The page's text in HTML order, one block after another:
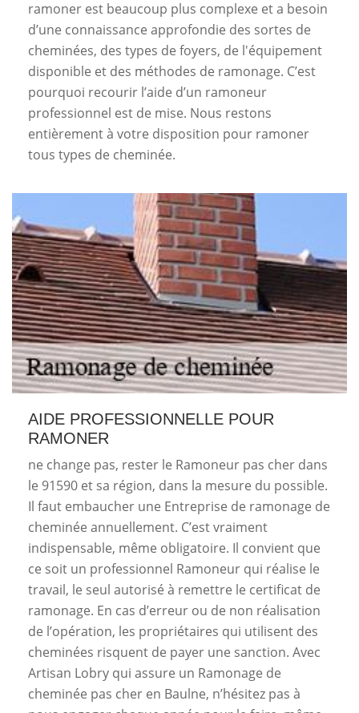
ramoner est beaucoup plus complexe et a besoin
d’une connaissance approfondie des sortes de
cheminées, des types de foyers, de l'équipement
disponible et des méthodes de ramonage. C’est
pourquoi recourir l’aide d’un ramoneur
professionnel est de mise. Nous restons
entièrement à votre disposition pour ramoner
tous types de cheminée.
AIDE PROFESSIONNELLE POUR
RAMONER
ne change pas, rester le Ramoneur pas cher dans
le 91590 et sa région, dans la mesure du possible.
Il faut embaucher une Entreprise de ramonage de
cheminée annuellement. C’est vraiment
indispensable, même obligatoire. Il convient que
ce soit un professionnel Ramoneur qui réalise le
travail, le seul autorisé à remettre le certificat de
ramonage. En cas d’erreur ou de non réalisation
de l’opération, les propriétaires qui utilisent des
cheminées risquent de payer une sanction. Avec
Artisan Lobry qui assure un Ramonage de
cheminée pas cher en Baulne, n’hésitez pas à